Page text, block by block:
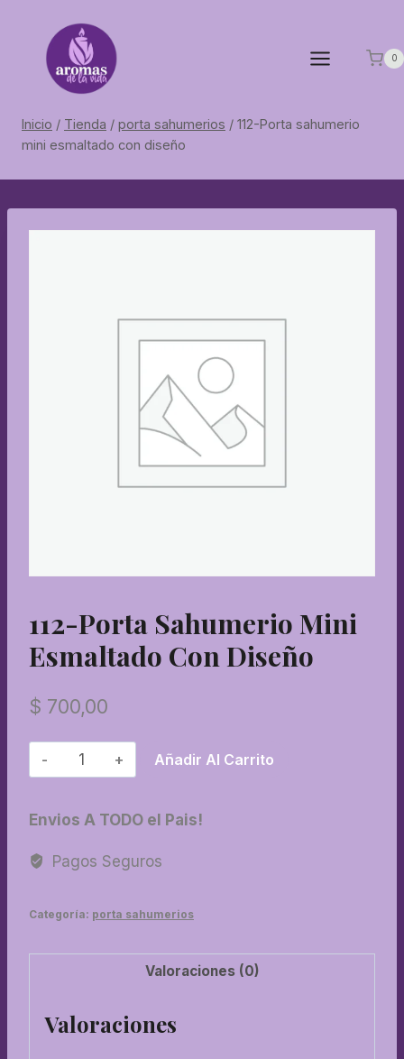
contenido
0
Inicio / Tienda / porta sahumerios / 112-Porta sahumerio
mini esmaltado con diseño
112-Porta Sahumerio Mini
Esmaltado Con Diseño
$ 700,00
112-
Porta
mini
con
cantidad
Añadir Al Carrito
Envios A TODO el Pais!
Pagos Seguros
Categoría: porta sahumerios
Valoraciones (0)
Valoraciones